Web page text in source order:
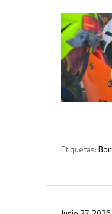
Etiquetas: